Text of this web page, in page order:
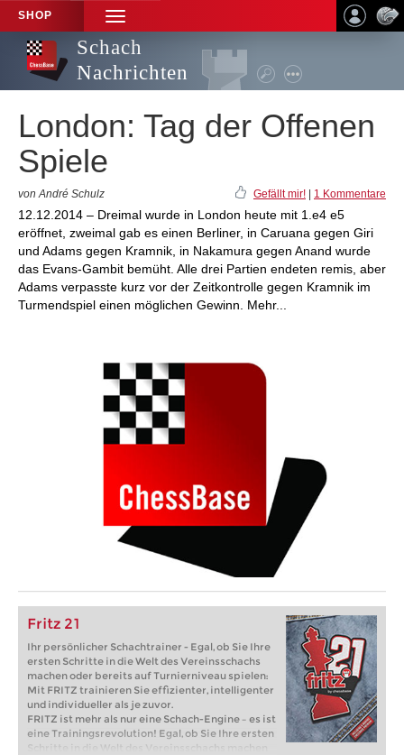
SHOP
TOGGLE
NAVIGATION
Schach
Nachrichten
London: Tag der Offenen
Spiele
von André Schulz Gefällt mir! 1 Kommentare
12.12.2014 – Dreimal wurde in London heute mit 1.e4 e5
eröffnet, zweimal gab es einen Berliner, in Caruana gegen Giri
und Adams gegen Kramnik, in Nakamura gegen Anand wurde
das Evans-Gambit bemüht. Alle drei Partien endeten remis, aber
Adams verpasste kurz vor der Zeitkontrolle gegen Kramnik im
Turmendspiel einen möglichen Gewinn. Mehr...
Fritz 21
Ihr persönlicher Schachtrainer - Egal, ob Sie Ihre
ersten Schritte in die Welt des Vereinsschachs
machen oder bereits auf Turnierniveau spielen:
Mit FRITZ trainieren Sie effizienter, intelligenter
und individueller als je zuvor.
FRITZ ist mehr als nur eine Schach-Engine – es ist
eine Trainingsrevolution! Egal, ob Sie Ihre ersten
Schritte in die Welt des Vereinsschachs machen